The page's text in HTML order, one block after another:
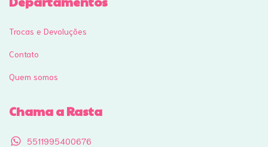
Trocas e Devoluções
Contato
Quem somos
Chama a Rasta
5511995400676